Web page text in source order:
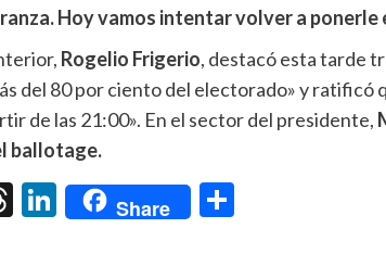
Hoy vamos intentar volver a ponerle
Rogelio Frigerio, destacó esta tarde
del 80 por ciento del electorado» y ratificó
de las 21:00». En el sector del presidente,
ballotage.
Threads
LinkedIn
Share